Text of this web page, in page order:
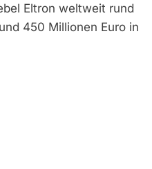
Eltron weltweit rund
450 Millionen Euro in